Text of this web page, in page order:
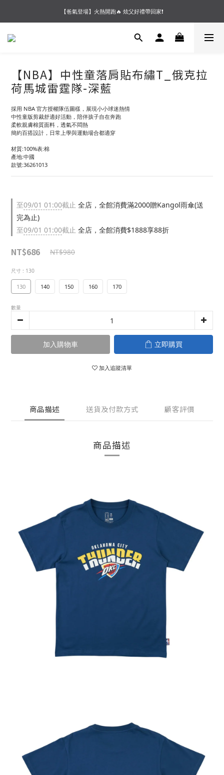
【夏末OUTLET】專區全面5折起❗超值入手就趁現在🔥
【爸氣登場】火熱開跑🔥 炫父好禮帶回家❗
【會員好禮】加入會員送$200購物金❗多重好禮等你加入領取 ❗
【NBA】中性童落肩貼布繡T_俄克拉
荷馬城雷霆隊-深藍
採用 NBA 官方授權隊伍圖樣，展現小小球迷熱情
中性童版剪裁舒適好活動，陪伴孩子自在奔跑
柔軟親膚棉質面料，透氣不悶熱
簡約百搭設計，日常上學與運動場合都適穿
材質:100%表:棉
產地:中國
款號:36261013
至09/01 01:00截止 全店，全館消費滿2000贈Kangol雨傘(送
完為止)
至09/01 01:00截止 全店，全館消費$1888享88折
NT$686 NT$980
尺寸 : 130
130 140 150 160 170
數量
加入購物車 立即購買
加入追蹤清單
商品描述 送貨及付款方式 顧客評價
商品描述